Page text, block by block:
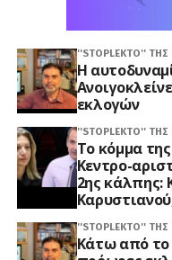
''STOPLEKTO'' ΤΗΣ
Η
εκλογών
''STOPLEKTO'' ΤΗΣ
Το κόμμα
Κεντρο-
2ης κάλπης:
''STOPLEKTO'' ΤΗΣ
Κάτω από το